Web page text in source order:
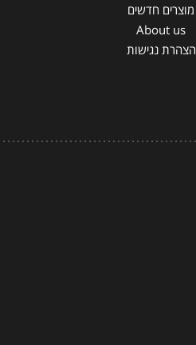
מוצרים חדשים
About us
הצהרת נגישות